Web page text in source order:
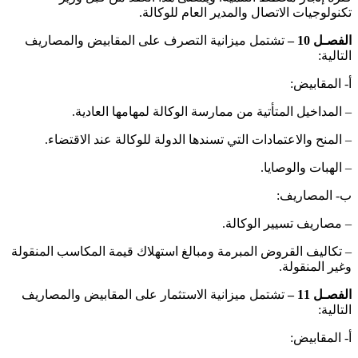
تكنولوجيات الاتصال والمدير العام للوكالة.
الفصـل 10 –
تشتمل ميزانية التصرف على المقابيض والمصاريف
التالية:
أ‌- المقابيض:
– المداخيل المتأتية من ممارسة الوكالة لمهامها العادية.
– المنح والاعتمادات التي تسندها الدولة للوكالة عند الاقتضاء.
– الهبات والوصايا.
ب‌- المصاريف:
– مصاريف تسيير الوكالة.
– تكاليف القروض المبرمة ومبالغ استهلاك قيمة المكاسب المنقولة
وغير المنقولة.
الفصـل 11 –
تشتمل ميزانية الاستثمار على المقابيض والمصاريف
التالية:
‌أ- المقابيض: